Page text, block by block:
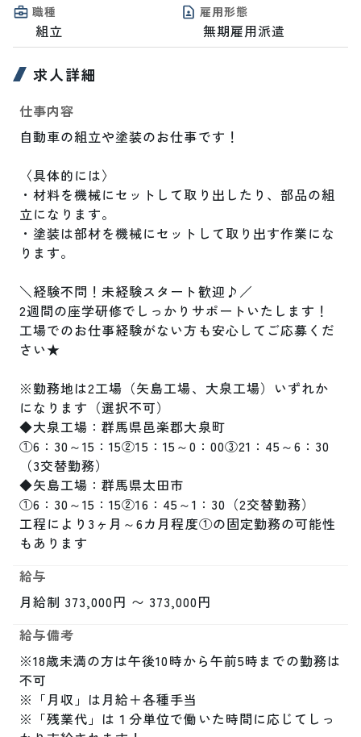
職種
組立
雇用形態
無期雇用派遣
求人詳細
仕事内容
自動車の組立や塗装のお仕事です！
〈具体的には〉
・材料を機械にセットして取り出したり、部品の組
立になります。
・塗装は部材を機械にセットして取り出す作業にな
ります。
＼経験不問！未経験スタート歓迎♪／
2週間の座学研修でしっかりサポートいたします！
工場でのお仕事経験がない方も安心してご応募くだ
さい★
※勤務地は2工場（矢島工場、大泉工場）いずれか
になります（選択不可）
◆大泉工場：群馬県邑楽郡大泉町
①6：30～15：15②15：15～0：00③21：45～6：30
（3交替勤務）
◆矢島工場：群馬県太田市
①6：30～15：15②16：45～1：30（2交替勤務）
工程により3ヶ月～6カ月程度①の固定勤務の可能性
もあります
給与
月給制 373,000円 〜 373,000円
給与備考
※18歳未満の方は午後10時から午前5時までの勤務は
不可
※「月収」は月給＋各種手当
※「残業代」は１分単位で働いた時間に応じてしっ